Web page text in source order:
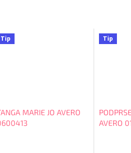
Tip
MARIE JO AVERO
Tip
AVERO